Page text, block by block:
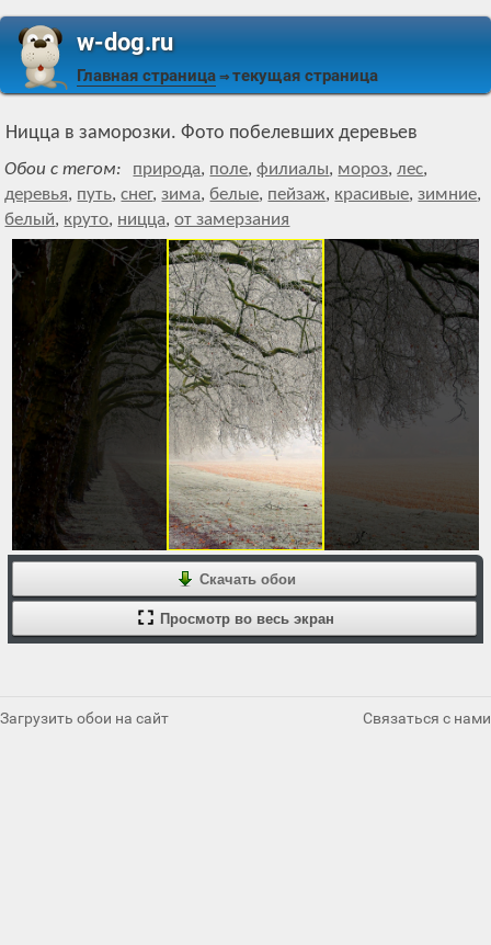
w-dog.ru
Главная страница ⇒ текущая страница
Ницца в заморозки. Фото побелевших деревьев
Обои с тегом: природа, поле,филиалы, мороз,лес,
деревья, путь,снег,зима,белые, пейзаж, красивые,зимние,
белый, круто, ницца,от замерзания
Скачать обои
Просмотр во весь экран
Загрузить обои на сайт Связаться с нами